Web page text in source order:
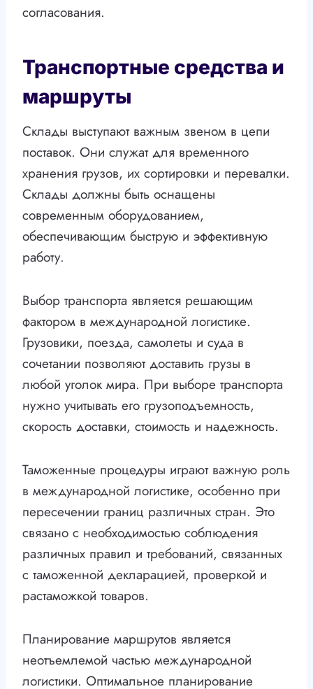
согласования.
Транспортные средства и
маршруты
Склады выступают важным звеном в цепи
поставок. Они служат для временного
хранения грузов, их сортировки и перевалки.
Склады должны быть оснащены
современным оборудованием,
обеспечивающим быструю и эффективную
работу.
Выбор транспорта является решающим
фактором в международной логистике.
Грузовики, поезда, самолеты и суда в
сочетании позволяют доставить грузы в
любой уголок мира. При выборе транспорта
нужно учитывать его грузоподъемность,
скорость доставки, стоимость и надежность.
Таможенные процедуры играют важную роль
в международной логистике, особенно при
пересечении границ различных стран. Это
связано с необходимостью соблюдения
различных правил и требований, связанных
с таможенной декларацией, проверкой и
растаможкой товаров.
Планирование маршрутов является
неотъемлемой частью международной
логистики. Оптимальное планирование